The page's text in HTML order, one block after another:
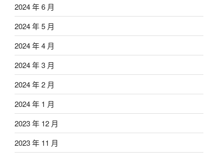
2024 年 6 月
2024 年 5 月
2024 年 4 月
2024 年 3 月
2024 年 2 月
2024 年 1 月
2023 年 12 月
2023 年 11 月